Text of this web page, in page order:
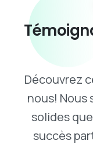
Découvrez
nous! Nous
solides
succès